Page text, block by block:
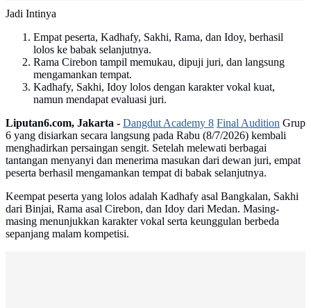
Jadi Intinya
Empat peserta, Kadhafy, Sakhi, Rama, dan Idoy, berhasil
lolos ke babak selanjutnya.
Rama Cirebon tampil memukau, dipuji juri, dan langsung
mengamankan tempat.
Kadhafy, Sakhi, Idoy lolos dengan karakter vokal kuat,
namun mendapat evaluasi juri.
Liputan6.com, Jakarta - Dangdut Academy 8 Final Audition Grup
6 yang disiarkan secara langsung pada Rabu (8/7/2026) kembali
menghadirkan persaingan sengit. Setelah melewati berbagai
tantangan menyanyi dan menerima masukan dari dewan juri, empat
peserta berhasil mengamankan tempat di babak selanjutnya.
Keempat peserta yang lolos adalah Kadhafy asal Bangkalan, Sakhi
dari Binjai, Rama asal Cirebon, dan Idoy dari Medan. Masing-
masing menunjukkan karakter vokal serta keunggulan berbeda
sepanjang malam kompetisi.